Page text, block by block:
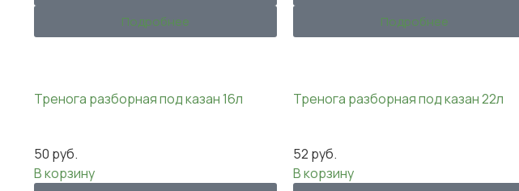
Подробнее
Подробнее
Тренога разборная под казан 16л
50 руб.
В корзину
Тренога разборная под казан 22л
52 руб.
В корзину